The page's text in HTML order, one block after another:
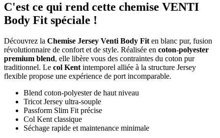
C'est ce qui rend cette chemise VENTI
Body Fit spéciale !
Découvrez la Chemise Jersey Venti Body Fit en blanc pur, fusion
révolutionnaire de confort et de style. Réalisée en coton-polyester
premium blend, elle libère vous des contraintes du coton pur
traditionnel. Le col Kent intemporel alliée à la structure Jersey
flexible propose une expérience de port incomparable.
Blend coton-polyester de haut niveau
Tricot Jersey ultra-souple
Passform Slim Fit précise
Col Kent classique
Séchage rapide et maintenance minimale